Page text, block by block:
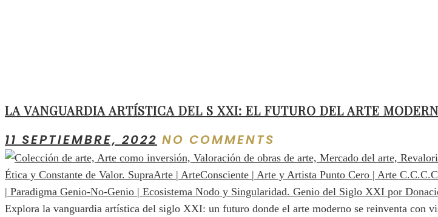
LA VANGUARDIA ARTÍSTICA DEL S XXI: EL FUTURO DEL ARTE
11 SEPTIEMBRE, 2022 NO COMMENTS
Explora la vanguardia artística del siglo XXI: un futuro donde el arte moderno se reinventa con